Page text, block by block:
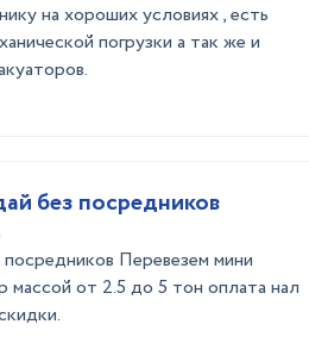
на хороших условиях , есть
погрузки а так же и
без посредников
Перевезем мини
массой от 2.5 до 5 тон оплата нал